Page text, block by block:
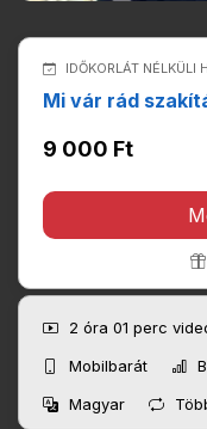
IDŐKORLÁT NÉLKÜLI
Mi vár rád
9 000 Ft
2 óra 01 perc
Mobilbarát
Magyar